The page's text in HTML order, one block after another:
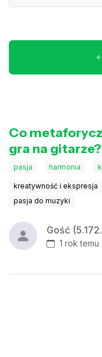
Co
gra na gitarze?
pasja harmonia
kreatywność i ekspresja
pasja do muzyki
Gość
1 rok temu